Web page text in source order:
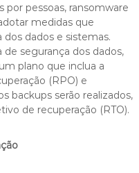
por pessoas, ransomware
medidas que
dados e sistemas.
de segurança dos dados,
plano que inclua a
(RPO) e
backups serão realizados,
de recuperação (RTO).